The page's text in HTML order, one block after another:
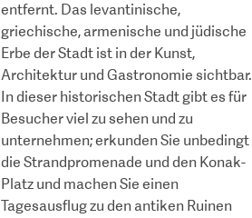
entfernt. Das levantinische,
griechische, armenische und jüdische
Erbe der Stadt ist in der Kunst,
Architektur und Gastronomie sichtbar.
In dieser historischen Stadt gibt es für
Besucher viel zu sehen und zu
unternehmen; erkunden Sie unbedingt
die Strandpromenade und den Konak-
Platz und machen Sie einen
Tagesausflug zu den antiken Ruinen